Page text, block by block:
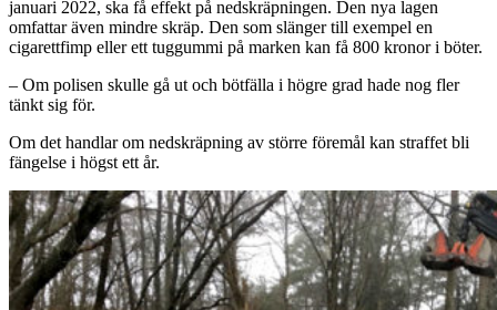
januari 2022, ska få effekt på nedskräpningen. Den nya lagen
omfattar även mindre skräp. Den som slänger till exempel en
cigarettfimp eller ett tuggummi på marken kan få 800 kronor i böter.
– Om polisen skulle gå ut och bötfälla i högre grad hade nog fler
tänkt sig för.
Om det handlar om nedskräpning av större föremål kan straffet bli
fängelse i högst ett år.